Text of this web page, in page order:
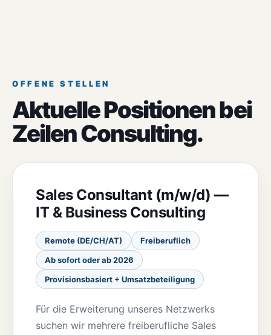
OFFENE STELLEN
Aktuelle Positionen bei
Zeilen Consulting.
Sales Consultant (m/w/d) —
IT & Business Consulting
Remote (DE/CH/AT)
Freiberuflich
Ab sofort oder ab 2026
Provisionsbasiert + Umsatzbeteiligung
Für die Erweiterung unseres Netzwerks
suchen wir mehrere freiberufliche Sales